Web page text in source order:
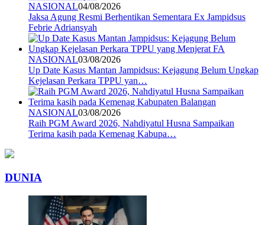
NASIONAL04/08/2026
Jaksa Agung Resmi Berhentikan Sementara Ex Jampidsus
Febrie Adriansyah
NASIONAL03/08/2026
Up Date Kasus Mantan Jampidsus: Kejagung Belum Ungkap
Kejelasan Perkara TPPU yan…
NASIONAL03/08/2026
Raih PGM Award 2026, Nahdiyatul Husna Sampaikan
Terima kasih pada Kemenag Kabupa…
DUNIA